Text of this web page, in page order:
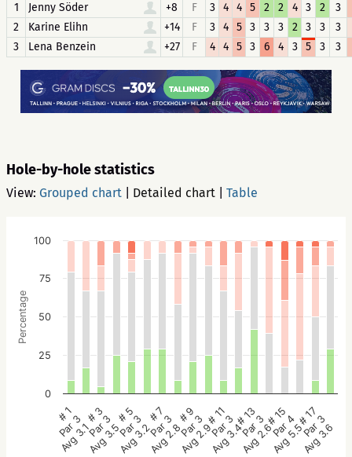
1
Jenny Söder +8 F 3 4 4 5 2 2 4 3 2
3
2
Karine Elihn +14 F 3 4 5 3 3 3 2 3 3
3
3
Lena Benzein +27 F 4 4 5 3 6 4 3 5 3 3
Hole-by-hole statistics
View: Grouped chart Detailed chart Table
Percentage
# 1
Par 3
Avg 3.1
# 3
Par 3
Avg 3.5
# 5
Par 3
Avg 3.2
# 7
Par 3
Avg 2.8
# 9
Par 3
Avg 2.9
# 11
Par 3
Avg 3.4
# 13
Par 3
Avg 2.6
# 15
Par 4
Avg 5.5
# 17
Par 3
Avg 3.6
0
25
50
75
100